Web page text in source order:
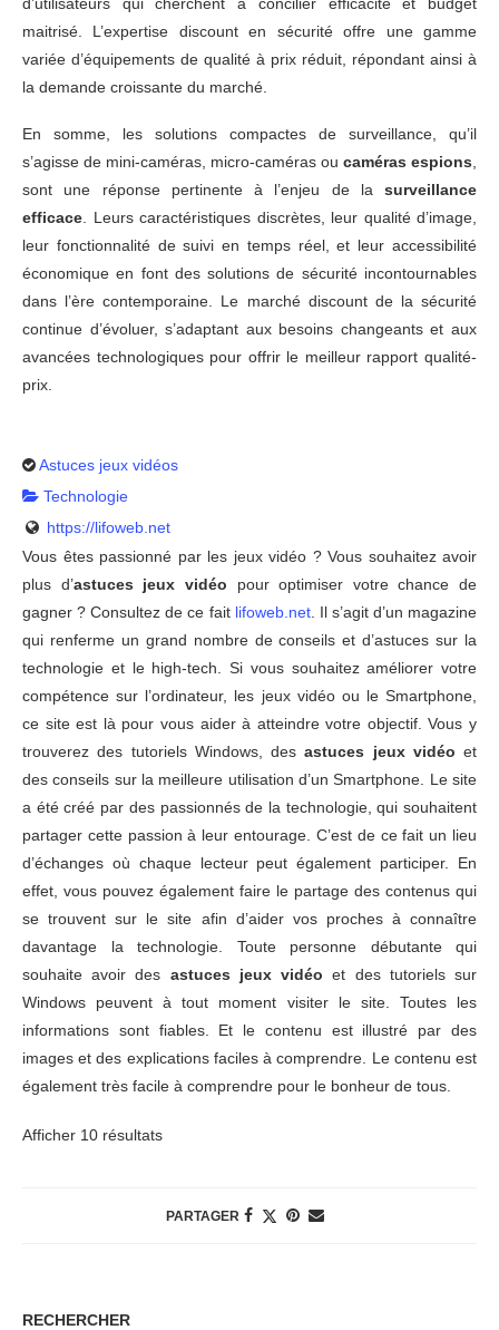
maitrisé. L’expertise discount en sécurité offre une gamme
variée d’équipements de qualité à prix réduit, répondant ainsi à
la demande croissante du marché.
En somme, les solutions compactes de surveillance, qu’il
s’agisse de mini-caméras, micro-caméras ou caméras espions
sont une réponse pertinente à l’enjeu de la surveillance
efficace . Leurs caractéristiques discrètes, leur qualité d’image,
leur fonctionnalité de suivi en temps réel, et leur accessibilité
économique en font des solutions de sécurité incontournables
dans l’ère contemporaine. Le marché discount de la sécurité
continue d’évoluer, s’adaptant aux besoins changeants et aux
avancées technologiques pour offrir le meilleur rapport qualité-
prix.
Astuces jeux vidéos
Technologie
https://lifoweb.net
Vous êtes passionné par les jeux vidéo ? Vous souhaitez avoir
plus d’astuces jeux vidéo pour optimiser votre chance de
gagner ? Consultez de ce fait lifoweb.net. Il s’agit d’un magazine
qui renferme un grand nombre de conseils et d’astuces sur la
technologie et le high-tech. Si vous souhaitez améliorer votre
compétence sur l’ordinateur, les jeux vidéo ou le Smartphone,
ce site est là pour vous aider à atteindre votre objectif. Vous y
trouverez des tutoriels Windows, desastuces jeux vidéo et
des conseils sur la meilleure utilisation d’un Smartphone. Le site
a été créé par des passionnés de la technologie, qui souhaitent
partager cette passion à leur entourage. C’est de ce fait un lieu
d’échanges où chaque lecteur peut également participer. En
effet, vous pouvez également faire le partage des contenus qui
se trouvent sur le site afin d’aider vos proches à connaître
davantage la technologie. Toute personne débutante qui
souhaite avoir des astuces jeux vidéoet des tutoriels sur
Windows peuvent à tout moment visiter le site. Toutes les
informations sont fiables. Et le contenu est illustré par des
images et des explications faciles à comprendre. Le contenu est
également très facile à comprendre pour le bonheur de tous.
Afficher 10 résultats
PARTAGER
RECHERCHER